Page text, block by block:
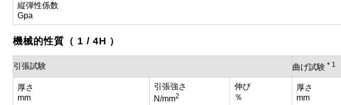
縦弾性係数
Gpa
機械的性質（ 1 / 4H ）
引張試験 曲げ試験 ＊1
厚さ
mm
引張強さ
N/mm2
伸び
％
厚さ
mm